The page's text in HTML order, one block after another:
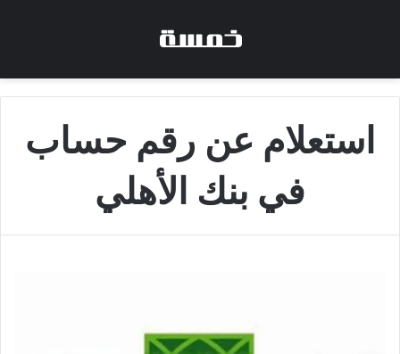
استعلام عن رقم حساب
في بنك الأهلي